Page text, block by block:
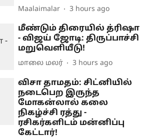
Maalaimalar 3 hours ago
மீண்டும் திரையில் த்ரிஷா
- விஜய் ஜோடி: திருப்பாச்சி
மறுவெளியீடு!
மாலை மலர் 3 hours ago
விசா தாமதம்: சிட்னியில்
நடைபெற இருந்த
மோகன்லால் கலை
நிகழ்ச்சி ரத்து -
ரசிகர்களிடம் மன்னிப்பு
கேட்டார்!